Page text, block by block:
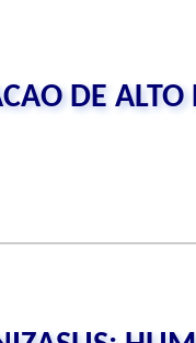
DE ALTO